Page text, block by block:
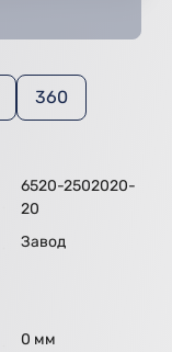
360
6520-2502020-
20
Завод
0 мм